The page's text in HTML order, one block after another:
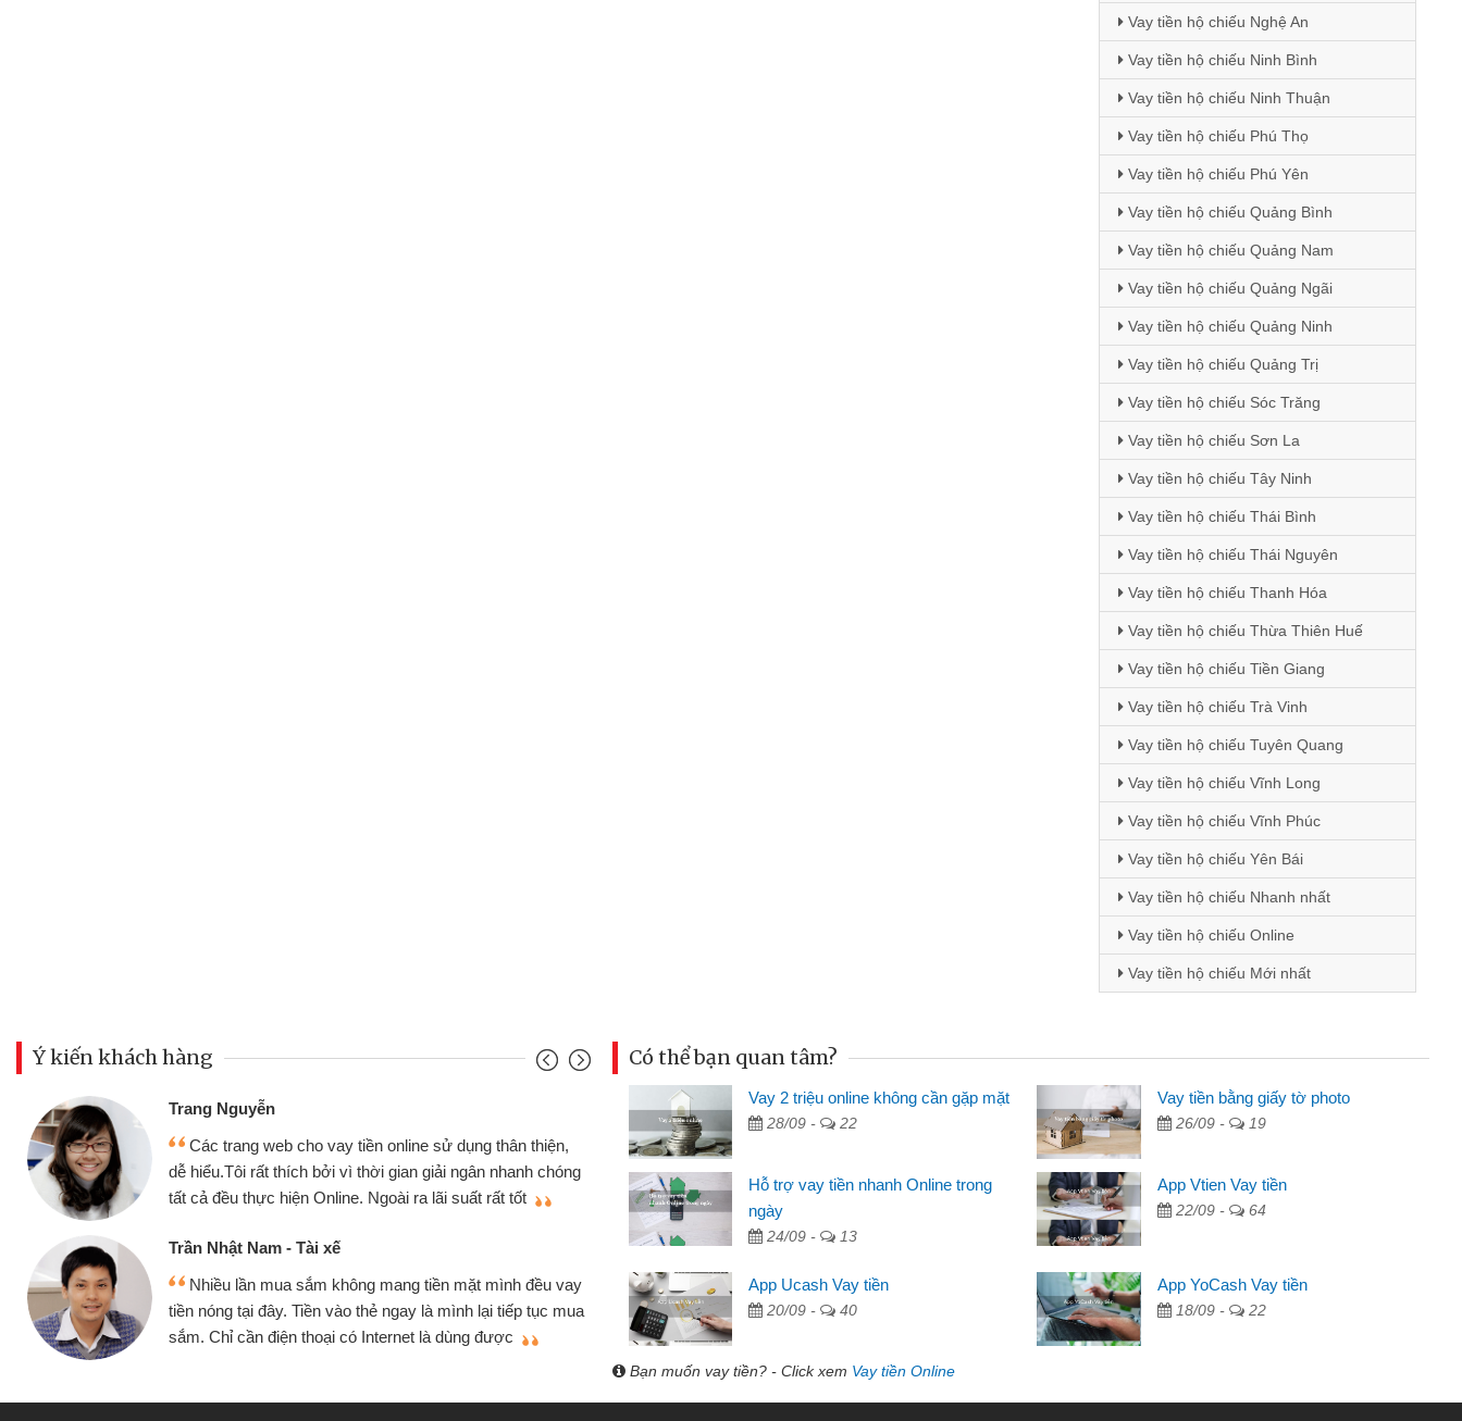
Vay tiền hộ chiếu Nghệ An
Vay tiền hộ chiếu Ninh Bình
Vay tiền hộ chiếu Ninh Thuận
Vay tiền hộ chiếu Phú Thọ
Vay tiền hộ chiếu Phú Yên
Vay tiền hộ chiếu Quảng Bình
Vay tiền hộ chiếu Quảng Nam
Vay tiền hộ chiếu Quảng Ngãi
Vay tiền hộ chiếu Quảng Ninh
Vay tiền hộ chiếu Quảng Trị
Vay tiền hộ chiếu Sóc Trăng
Vay tiền hộ chiếu Sơn La
Vay tiền hộ chiếu Tây Ninh
Vay tiền hộ chiếu Thái Bình
Vay tiền hộ chiếu Thái Nguyên
Vay tiền hộ chiếu Thanh Hóa
Vay tiền hộ chiếu Thừa Thiên Huế
Vay tiền hộ chiếu Tiền Giang
Vay tiền hộ chiếu Trà Vinh
Vay tiền hộ chiếu Tuyên Quang
Vay tiền hộ chiếu Vĩnh Long
Vay tiền hộ chiếu Vĩnh Phúc
Vay tiền hộ chiếu Yên Bái
Vay tiền hộ chiếu Nhanh nhất
Vay tiền hộ chiếu Online
Vay tiền hộ chiếu Mới nhất
Ý kiến khách hàng
dụng thân thiện,
nhanh chóng
suất rất tốt
mặt mình đều vay
lại tiếp tục mua
được
Mình cần tiền gấp nên định cầm cố chiếc xe wave
nhưng thật may đã có gói vay tiền bằng CMND online
không cần gặp mặt nên rất tiện lợi, sẽ giới thiệu cho bạn
Tôi kinh doanh buôn bán nhỏ lẻ nhiều lúc cần vốn nhập
hàng, nhờ biết đến website qua bạn bè giới thiệu tôi đã giải
quyết được công việc của mình nhanh chóng
Mai Lan - Sinh viên
Tôi biết đến thông qua quảng cáo trên facebook. Tôi là
sinh viên nên cần đóng tiền nhà, sinh nhật bạn bè, mà đọc
thấy thủ tục nhanh gọn nên tôi quyết định vay
Mất 2 tuần các ngân hàng không ai cho vay. Trong khi
cần có 2 triệu để giải quyết việc riêng, trong 1-2 ngày tôi trả
được thôi. Cảm ơn đã giúp tôi kịp thời và nhanh chóng
Có thể bạn quan tâm?
Vay 2 triệu online không cần gặp mặt
28/09 - 22
Vay tiền bằng giấy tờ photo
26/09 - 19
Hỗ trợ vay tiền nhanh Online trong
ngày
24/09 - 13
App Vtien Vay tiền
22/09 - 64
App Ucash Vay tiền
20/09 - 40
App YoCash Vay tiền
18/09 - 22
Bạn muốn vay tiền? - Click xem Vay tiền Online